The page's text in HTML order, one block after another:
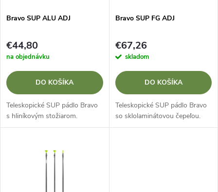
e
p
r
o
d
s
p
r
o
d
u
Bravo SUP ALU ADJ
€44,80
na objednávku
DO KOŠÍKA
Teleskopické SUP pádlo Bravo
s hliníkovým stožiarom.
Bravo SUP FG ADJ
€67,26
skladom
DO KOŠÍKA
Teleskopické SUP pádlo Bravo
so sklolaminátovou čepeľou.